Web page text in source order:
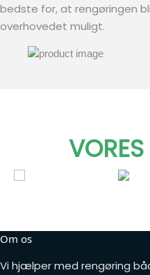
bedste for, at rengøringen
overhovedet muligt.
Om os
Vi hjælper med rengøring